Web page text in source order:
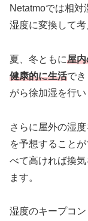
Netatmoでは相
湿度に変換して考
夏、冬ともに屋
健康的に生活で
がら徐加湿を行い
さらに屋外の湿
を予想すること
べて高ければ換
ます。
湿度のキープコ